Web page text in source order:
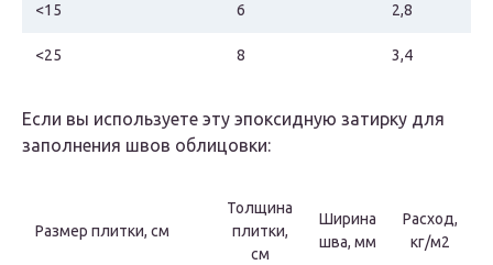
<15 6 2,8
<25 8 3,4
Если вы используете эту эпоксидную затирку для
заполнения швов облицовки:
Размер плитки, см
Толщина
плитки,
см
Ширина
шва, мм
Расход,
кг/м2